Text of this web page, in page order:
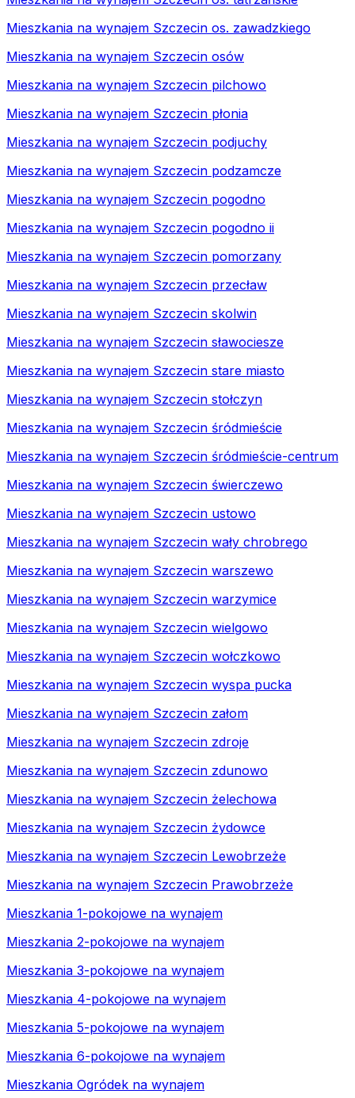
Mieszkania na wynajem Szczecin os. zawadzkiego
Mieszkania na wynajem Szczecin osów
Mieszkania na wynajem Szczecin pilchowo
Mieszkania na wynajem Szczecin płonia
Mieszkania na wynajem Szczecin podjuchy
Mieszkania na wynajem Szczecin podzamcze
Mieszkania na wynajem Szczecin pogodno
Mieszkania na wynajem Szczecin pogodno ii
Mieszkania na wynajem Szczecin pomorzany
Mieszkania na wynajem Szczecin przecław
Mieszkania na wynajem Szczecin skolwin
Mieszkania na wynajem Szczecin sławociesze
Mieszkania na wynajem Szczecin stare miasto
Mieszkania na wynajem Szczecin stołczyn
Mieszkania na wynajem Szczecin śródmieście
Mieszkania na wynajem Szczecin śródmieście-centrum
Mieszkania na wynajem Szczecin świerczewo
Mieszkania na wynajem Szczecin ustowo
Mieszkania na wynajem Szczecin wały chrobrego
Mieszkania na wynajem Szczecin warszewo
Mieszkania na wynajem Szczecin warzymice
Mieszkania na wynajem Szczecin wielgowo
Mieszkania na wynajem Szczecin wołczkowo
Mieszkania na wynajem Szczecin wyspa pucka
Mieszkania na wynajem Szczecin załom
Mieszkania na wynajem Szczecin zdroje
Mieszkania na wynajem Szczecin zdunowo
Mieszkania na wynajem Szczecin żelechowa
Mieszkania na wynajem Szczecin żydowce
Mieszkania na wynajem Szczecin Lewobrzeże
Mieszkania na wynajem Szczecin Prawobrzeże
Mieszkania 1-pokojowe na wynajem
Mieszkania 2-pokojowe na wynajem
Mieszkania 3-pokojowe na wynajem
Mieszkania 4-pokojowe na wynajem
Mieszkania 5-pokojowe na wynajem
Mieszkania 6-pokojowe na wynajem
Mieszkania Ogródek na wynajem